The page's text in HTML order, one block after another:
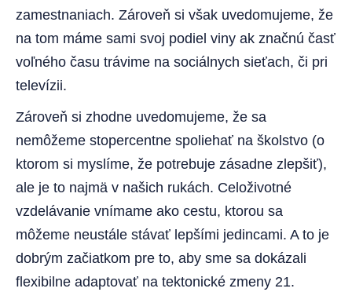
zamestnaniach. Zároveň si však uvedomujeme, že
na tom máme sami svoj podiel viny ak značnú časť
voľného času trávime na sociálnych sieťach, či pri
televízii.
Zároveň si zhodne uvedomujeme, že sa
nemôžeme stopercentne spoliehať na školstvo (o
ktorom si myslíme, že potrebuje zásadne zlepšiť),
ale je to najmä v našich rukách. Celoživotné
vzdelávanie vnímame ako cestu, ktorou sa
môžeme neustále stávať lepšími jedincami. A to je
dobrým začiatkom pre to, aby sme sa dokázali
flexibilne adaptovať na tektonické zmeny 21.